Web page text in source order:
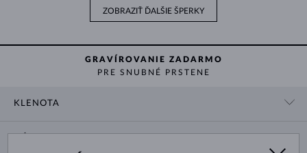
ZOBRAZIŤ ĎALŠIE ŠPERKY
GRAVÍROVANIE ZADARMO
PRE SNUBNÉ PRSTENE
KLENOTA